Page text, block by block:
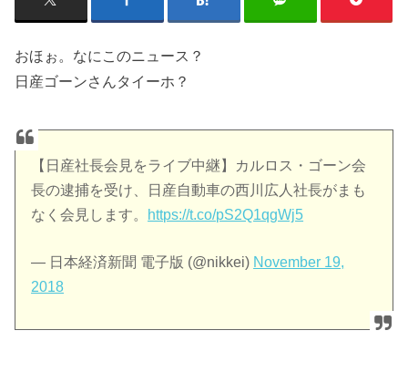
おほぉ。なにこのニュース？
日産ゴーンさんタイーホ？
【日産社長会見をライブ中継】カルロス・ゴーン会
長の逮捕を受け、日産自動車の西川広人社長がまも
なく会見します。
https://t.co/pS2Q1qgWj5
— 日本経済新聞 電子版 (@nikkei) November 19,
2018